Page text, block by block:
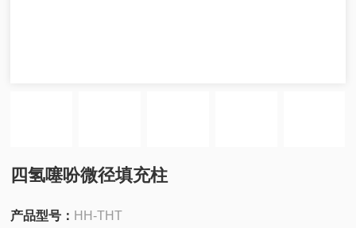
四氢噻吩微径填充柱
产品型号： HH-THT